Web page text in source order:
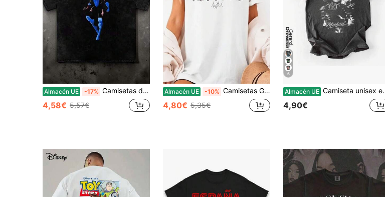
Almacén UE -17% Camisetas de mujer
4,58€ 5,57€
Almacén UE -10% Camisetas Gráficas Streetwear para Salir, Camiseta Holgada de , Camiseta Rey del Pop, Camiseta con la Portada del Álbum de 100% Algodón
4,80€ 5,35€
6
Almacén UE Camiseta unisex estilo vintage de los 90 de , camiseta , regalo para fans de Michael, camiseta gráfica del Rey del Pop, Jackson Fasoft, camisetas de gimnasio par
4,90€